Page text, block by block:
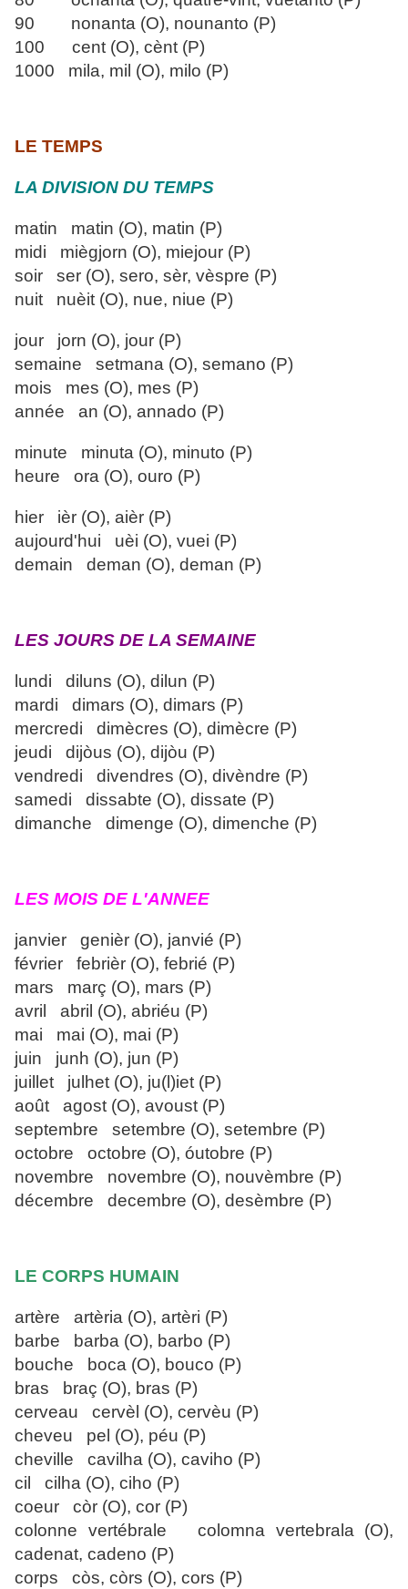
90 nonanta (O), nounanto (P)
100 cent (O), cènt (P)
1000 mila, mil (O), milo (P)
LE TEMPS
LA DIVISION DU TEMPS
matin matin (O), matin (P)
midi miègjorn (O), miejour (P)
soir ser (O), sero, sèr, vèspre (P)
nuit nuèit (O), nue, niue (P)
jour jorn (O), jour (P)
semaine setmana (O), semano (P)
mois mes (O), mes (P)
année an (O), annado (P)
minute minuta (O), minuto (P)
heure ora (O), ouro (P)
hier ièr (O), aièr (P)
aujourd'hui uèi (O), vuei (P)
demain deman (O), deman (P)
LES JOURS DE LA SEMAINE
lundi diluns (O), dilun (P)
mardi dimars (O), dimars (P)
mercredi dimècres (O), dimècre (P)
jeudi dijòus (O), dijòu (P)
vendredi divendres (O), divèndre (P)
samedi dissabte (O), dissate (P)
dimanche dimenge (O), dimenche (P)
LES MOIS DE L'ANNEE
janvier genièr (O), janvié (P)
février febrièr (O), febrié (P)
mars març (O), mars (P)
avril abril (O), abriéu (P)
mai mai (O), mai (P)
juin junh (O), jun (P)
juillet julhet (O), ju(l)iet (P)
août agost (O), avoust (P)
septembre setembre (O), setembre (P)
octobre octobre (O), óutobre (P)
novembre novembre (O), nouvèmbre (P)
décembre decembre (O), desèmbre (P)
LE CORPS HUMAIN
artère artèria (O), artèri (P)
barbe barba (O), barbo (P)
bouche boca (O), bouco (P)
bras braç (O), bras (P)
cerveau cervèl (O), cervèu (P)
cheveu pel (O), péu (P)
cheville cavilha (O), caviho (P)
cil cilha (O), ciho (P)
coeur còr (O), cor (P)
colonne vertébrale colomna vertebrala (O),
cadenat, cadeno (P)
corps còs, còrs (O), cors (P)